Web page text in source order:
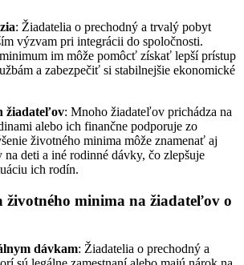
: Žiadatelia o prechodný a trvalý pobyt
výzvam pri integrácii do spoločnosti.
im môže pomôcť získať lepší prístup
a zabezpečiť si stabilnejšie ekonomické
žiadateľov: Mnoho žiadateľov prichádza na
alebo ich finančne podporuje zo
životného minima môže znamenať aj
deti a iné rodinné dávky, čo zlepšuje
ich rodín.
životného minima na žiadateľov o
dávkam: Žiadatelia o prechodný a